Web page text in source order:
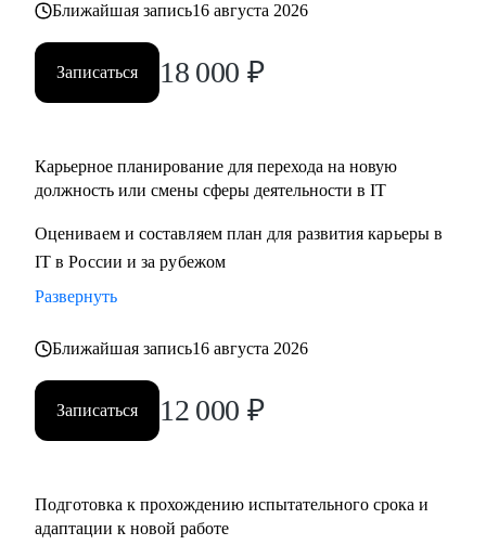
Ближайшая запись16 августа 2026
Записаться 18 000 ₽
Карьерное планирование для перехода на новую
должность или смены сферы деятельности в IT
Оцениваем и составляем план для развития карьеры в
IT в России и за рубежом
Развернуть
Ближайшая запись16 августа 2026
Записаться 12 000 ₽
Подготовка к прохождению испытательного срока и
адаптации к новой работе